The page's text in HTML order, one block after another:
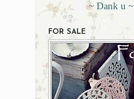
~ Dank u ~
FOR SALE